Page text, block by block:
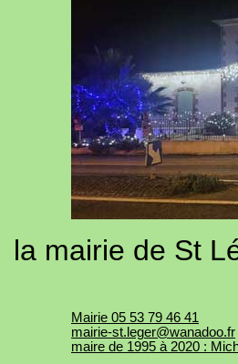
la mairie de St
Mairie 05 53 79 46 41
mairie-st.leger@wanadoo.fr
maire de 1995 à 2020 :